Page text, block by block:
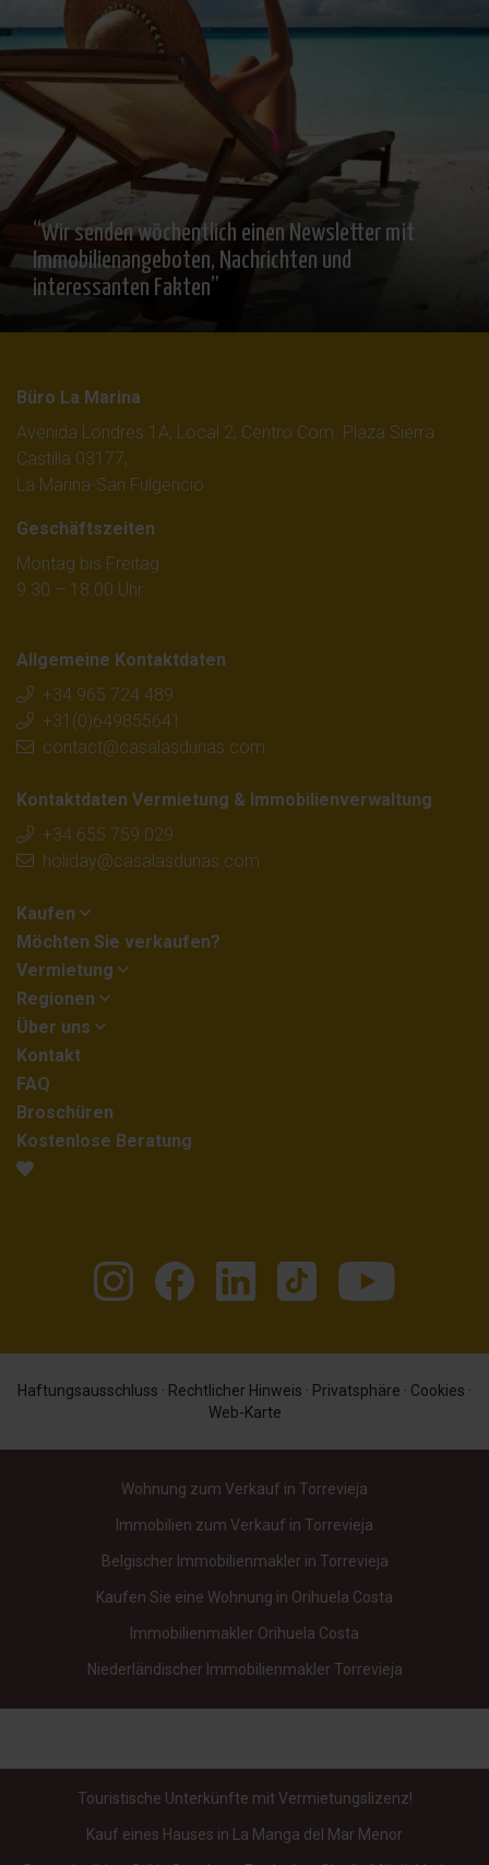
“Wir senden wöchentlich einen Newsletter mit
Immobilienangeboten, Nachrichten und
interessanten Fakten”
Büro La Marina
Avenida Londres 1A, Local 2, Centro Com. Plaza Sierra
Castilla 03177,
La Marina-San Fulgencio
Geschäftszeiten
Montag bis Freitag
9.30 – 18.00 Uhr
Allgemeine Kontaktdaten
+34 965 724 489
+31(0)649855641
contact@casalasdunas.com
Kontaktdaten Vermietung & Immobilienverwaltung
+34 655 759 029
holiday@casalasdunas.com
Kaufen
Möchten Sie verkaufen?
Vermietung
Regionen
Über uns
Kontakt
FAQ
Broschüren
Kostenlose Beratung
Haftungsausschluss · Rechtlicher Hinweis · Privatsphäre · Cookies ·
Web-Karte
Wohnung zum Verkauf in Torrevieja
Immobilien zum Verkauf in Torrevieja
Belgischer Immobilienmakler in Torrevieja
Kaufen Sie eine Wohnung in Orihuela Costa
Immobilienmakler Orihuela Costa
Niederländischer Immobilienmakler Torrevieja
Touristische Unterkünfte mit Vermietungslizenz!
Kauf eines Hauses in La Manga del Mar Menor